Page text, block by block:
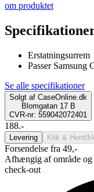
om produktet
Erstatningsurrem
Passer Samsung
Se alle specifikationer
Solgt af CaseOnline.dk
Blomgatan 17 B
CVR-nr: 559042072401
188.-
Levering Klik & Hent
Forsendelse fra 49,-
Afhængig af område og
check-out